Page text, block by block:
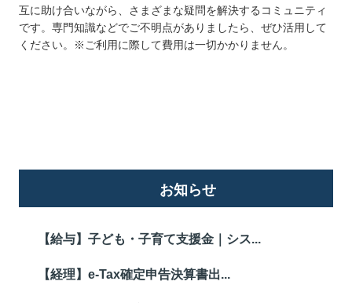
互に助け合いながら、さまざまな疑問を解決するコミュニティ
です。専門知識などでご不明点がありましたら、ぜひ活用して
ください。※ご利用に際して費用は一切かかりません。
お知らせ
【給与】子ども・子育て支援金｜シス...
【経理】e-Tax確定申告決算書出...